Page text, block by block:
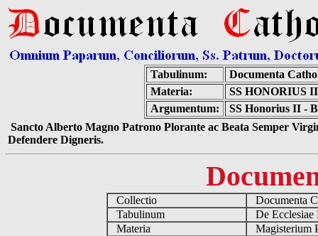
Tabulinum:
Documenta
Materia:
SS HONORIUS
Argumentum:
SS Honorius II -
Sancto Alberto Magno Patrono Plorante ac Beata Semper
Defendere Digneris.
Collectio
Documenta
Tabulinum
De
Materia
Magisterium